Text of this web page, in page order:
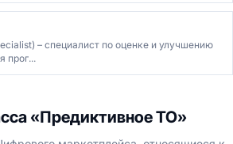
– специалист по оценке и улучшению
прог...
«Предиктивное ТО»